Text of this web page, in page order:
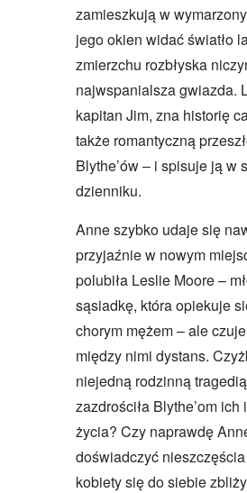
zamieszkują w
jego okien widać światło
zmierzchu rozbłyska
najwspanialsza gwiazda.
kapitan Jim, zna historię
także romantyczną
Blythe’ów – i spisuje ją w
dzienniku.
Anne szybko udaje się
przyjaźnie w nowym
polubiła Leslie Moore –
sąsiadkę, która opiekuje
chorym mężem – ale
między nimi dystans.
niejedną rodzinną
zazdrościła Blythe’om
życia? Czy naprawdę
doświadczyć
kobiety się do siebie